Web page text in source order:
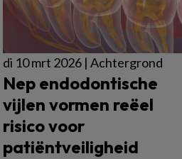
di 10 mrt 2026 | Achtergrond
Nep endodontische
vijlen vormen reëel
risico voor
patiëntveiligheid